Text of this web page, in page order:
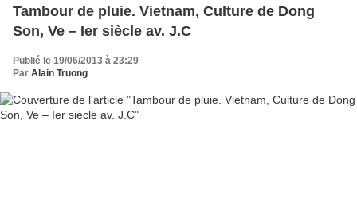
Tambour de pluie. Vietnam, Culture de Dong
Son, Ve – Ier siècle av. J.C
Publié le 19/06/2013 à 23:29
Par Alain Truong